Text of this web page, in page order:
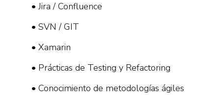
• Jira / Confluence
• SVN / GIT
• Xamarin
• Prácticas de Testing y Refactoring
• Conocimiento de metodologías ágiles